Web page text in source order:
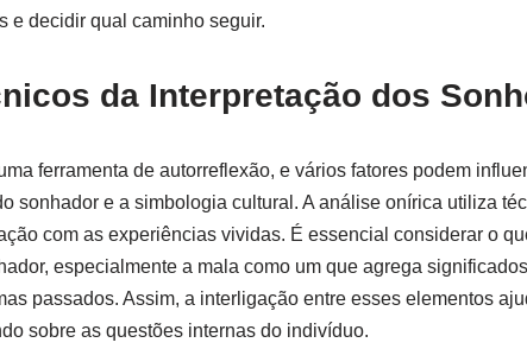
e decidir qual caminho seguir.
da Interpretação dos
ferramenta de autorreflexão, e vários fatores podem
sonhador e a simbologia cultural. A análise onírica utiliza
com as experiências vividas. É essencial considerar o
especialmente a mala como um que agrega
passados. Assim, a interligação entre esses elementos
sobre as questões internas do indivíduo.